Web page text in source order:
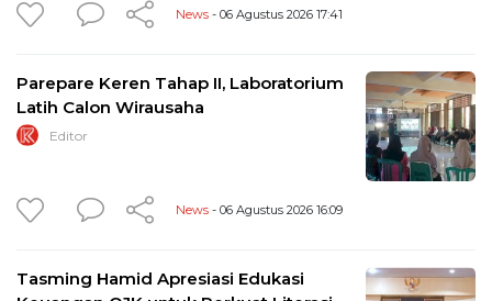
News - 06 Agustus 2026 17:41
Parepare Keren Tahap II, Laboratorium
Latih Calon Wirausaha
Editor
News - 06 Agustus 2026 16:09
Tasming Hamid Apresiasi Edukasi